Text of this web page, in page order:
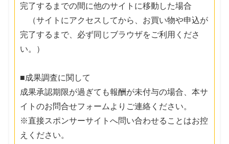
完了するまでの間に他のサイトに移動した場合
（サイトにアクセスしてから、お買い物や申込が
完了するまで、必ず同じブラウザをご利用くださ
い。）
■成果調査に関して
成果承認期限が過ぎても報酬が未付与の場合、本サ
イトのお問合せフォームよりご連絡ください。
※直接スポンサーサイトへ問い合わせることはお控
えください。